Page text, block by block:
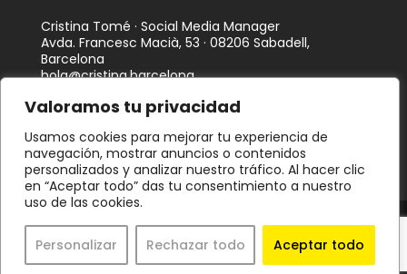
Valoramos tu privacidad
Usamos cookies para mejorar tu experiencia de
navegación, mostrar anuncios o contenidos
personalizados y analizar nuestro tráfico. Al hacer clic
en “Aceptar todo” das tu consentimiento a nuestro
uso de las cookies.
Personalizar Rechazar todo Aceptar todo
Cristina Tomé · Social Media Manager
Avda. Francesc Macià, 53 · 08206 Sabadell,
Barcelona
hola@cristina.barcelona
Política de privacidad·Política de cookies·Declaración
de accesibilidad